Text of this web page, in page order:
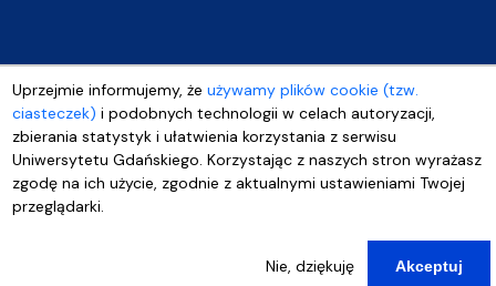
Uprzejmie informujemy, żeużywamy plików cookie (tzw.
ciasteczek) i podobnych technologii w celach autoryzacji,
zbierania statystyk i ułatwienia korzystania z serwisu
Uniwersytetu Gdańskiego. Korzystając z naszych stron wyrażasz
zgodę na ich użycie, zgodnie z aktualnymi ustawieniami Twojej
przeglądarki.
Nie, dziękuję Akceptuj